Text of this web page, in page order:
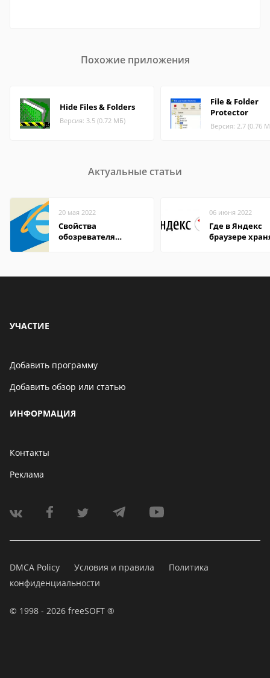
Похожие приложения
Hide Files & Folders
Версия: 3.5 (0.72 МБ)
File & Folder
Protector
Версия: 2.7 (0.76
Актуальные статьи
20 мая 2022
Свойства
обозревателя
06 июня 2022
Где в Яндекс
браузере
УЧАСТИЕ
Добавить программу
Добавить обзор или статью
ИНФОРМАЦИЯ
Контакты
Реклама
DMCA Policy Условия и правила
Политика
конфиденциальности
© 1998 - 2026 freeSOFT ®